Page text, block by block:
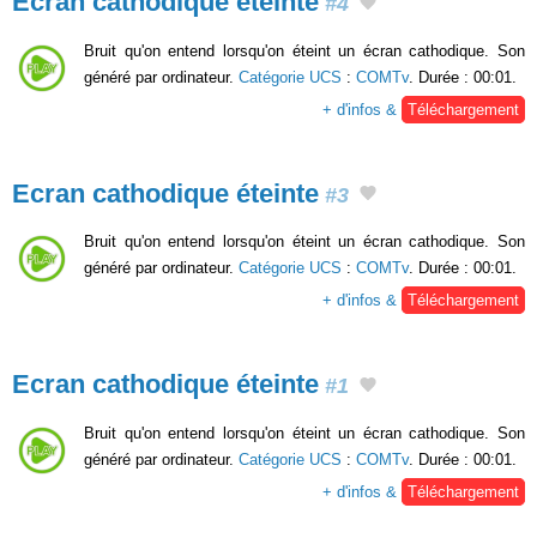
Bruit qu'on entend lorsqu'on éteint un écran cathodique. Son
généré par ordinateur. Catégorie UCS : COMTv. Durée : 00:01.
+ d'infos &
Téléchargement
Ecran cathodique éteinte #3
Bruit qu'on entend lorsqu'on éteint un écran cathodique. Son
généré par ordinateur. Catégorie UCS : COMTv. Durée : 00:01.
+ d'infos & Téléchargement
Ecran cathodique éteinte #1
Bruit qu'on entend lorsqu'on éteint un écran cathodique. Son
généré par ordinateur. Catégorie UCS : COMTv. Durée : 00:01.
+ d'infos &
Téléchargement